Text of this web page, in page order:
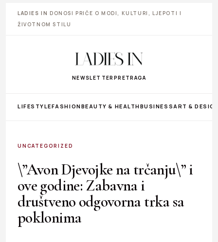
LADIES IN DONOSI PRIČE O MODI, KULTURI, LJEPOTI I
ŽIVOTNOM STILU
NEWSLETTER PRETRAGA
LIFESTYLEFASHIONBEAUTY & HEALTHBUSINESS ART &
UNCATEGORIZED
\”Avon Djevojke na trčanju\” i
ove godine: Zabavna i
društveno odgovorna trka sa
poklonima